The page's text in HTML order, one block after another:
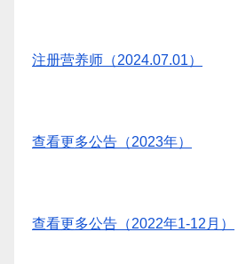
注册营养师（2024.07.01）
查看更多公告（2023年）
查看更多公告（2022年1-12月）